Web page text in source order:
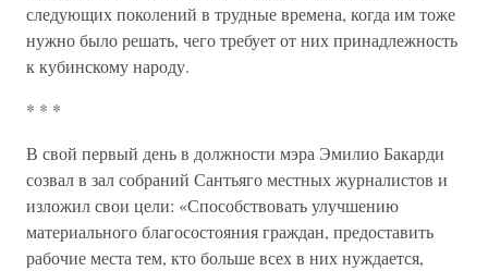
следующих поколений в трудные времена, когда им тоже
нужно было решать, чего требует от них принадлежность
к кубинскому народу.
* * *
В свой первый день в должности мэра Эмилио Бакарди
созвал в зал собраний Сантьяго местных журналистов и
изложил свои цели: «Способствовать улучшению
материального благосостояния граждан, предоставить
рабочие места тем, кто больше всех в них нуждается,